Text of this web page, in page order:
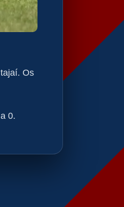
Os
0.